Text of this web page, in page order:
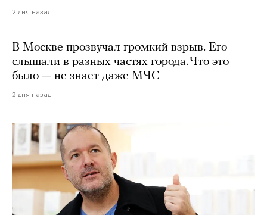
2 дня назад
В Москве прозвучал громкий взрыв. Его
слышали в разных частях города. Что это
было — не знает даже МЧС
2 дня назад